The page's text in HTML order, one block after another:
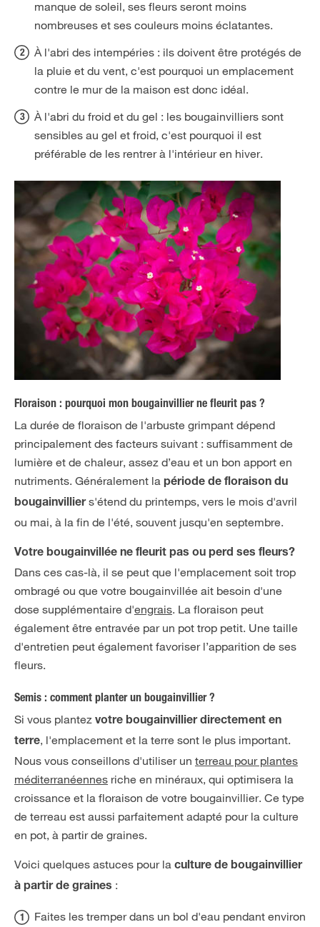
manque de soleil, ses fleurs seront moins
nombreuses et ses couleurs moins éclatantes.
À l'abri des intempéries : ils doivent être protégés de
la pluie et du vent, c'est pourquoi un emplacement
contre le mur de la maison est donc idéal.
À l'abri du froid et du gel : les bougainvilliers sont
sensibles au gel et froid, c'est pourquoi il est
préférable de les rentrer à l'intérieur en hiver.
Floraison : pourquoi mon bougainvillier ne fleurit pas ?
La durée de floraison de l'arbuste grimpant dépend
principalement des facteurs suivant : suffisamment de
lumière et de chaleur, assez d’eau et un bon apport en
nutriments. Généralement la période de floraison du
bougainvilliers'étend du printemps, vers le mois d'avril
ou mai, à la fin de l'été, souvent jusqu'en septembre.
Votre bougainvillée ne fleurit pas ou perd ses fleurs?
Dans ces cas-là, il se peut que l'emplacement soit trop
ombragé ou que votre bougainvillée ait besoin d'une
dose supplémentaire d'engrais. La floraison peut
également être entravée par un pot trop petit. Une taille
d'entretien peut également favoriser l’apparition de ses
fleurs.
Semis : comment planter un bougainvillier ?
Si vous plantez votre bougainvillier directement en
terre, l'emplacement et la terre sont le plus important.
Nous vous conseillons d'utiliser un terreau pour plantes
méditerranéennes riche en minéraux, qui optimisera la
croissance et la floraison de votre bougainvillier. Ce type
de terreau est aussi parfaitement adapté pour la culture
en pot, à partir de graines.
Voici quelques astuces pour la culture de bougainvillier
à partir de graines :
Faites les tremper dans un bol d'eau pendant environ